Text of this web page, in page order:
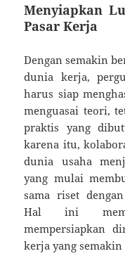
Menyiapkan
Pasar Kerja
Dengan semakin
dunia kerja,
harus siap
menguasai teori,
praktis yang
karena itu,
dunia usaha
yang mulai
sama riset
Hal ini
mempersiapkan
kerja yang